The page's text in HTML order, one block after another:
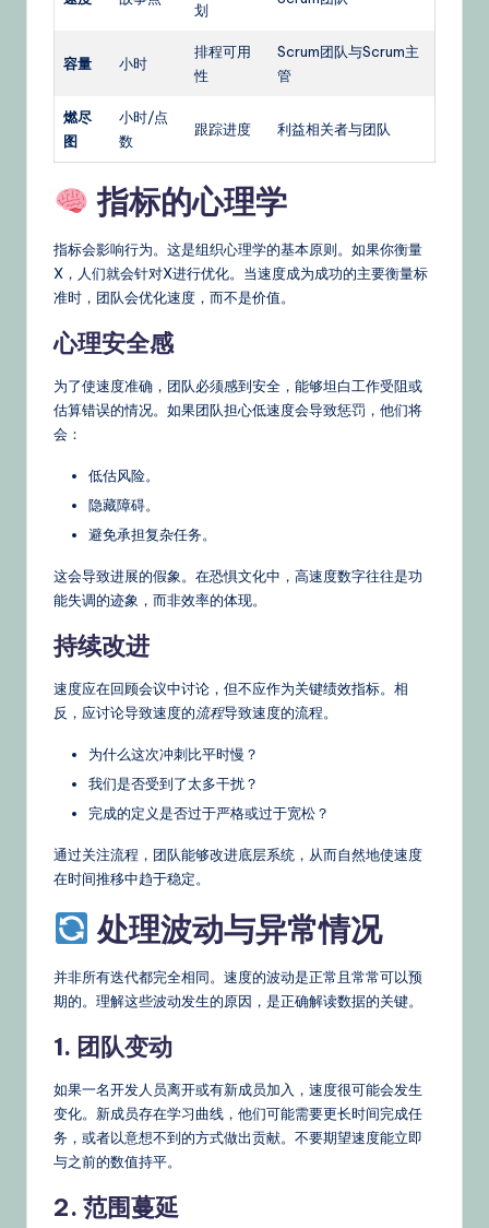
划
容量 小时
排程可用
性
Scrum团队与Scrum主
管
燃尽
图
小时/点
数
跟踪进度 利益相关者与团队
指标的心理学
指标会影响行为。这是组织心理学的基本原则。如果你衡量
X，人们就会针对X进行优化。当速度成为成功的主要衡量标
准时，团队会优化速度，而不是价值。
心理安全感
为了使速度准确，团队必须感到安全，能够坦白工作受阻或
估算错误的情况。如果团队担心低速度会导致惩罚，他们将
会：
低估风险。
隐藏障碍。
避免承担复杂任务。
这会导致进展的假象。在恐惧文化中，高速度数字往往是功
能失调的迹象，而非效率的体现。
持续改进
速度应在回顾会议中讨论，但不应作为关键绩效指标。相
反，应讨论导致速度的流程导致速度的流程。
为什么这次冲刺比平时慢？
我们是否受到了太多干扰？
完成的定义是否过于严格或过于宽松？
通过关注流程，团队能够改进底层系统，从而自然地使速度
在时间推移中趋于稳定。
处理波动与异常情况
并非所有迭代都完全相同。速度的波动是正常且常常可以预
期的。理解这些波动发生的原因，是正确解读数据的关键。
1. 团队变动
如果一名开发人员离开或有新成员加入，速度很可能会发生
变化。新成员存在学习曲线，他们可能需要更长时间完成任
务，或者以意想不到的方式做出贡献。不要期望速度能立即
与之前的数值持平。
2. 范围蔓延